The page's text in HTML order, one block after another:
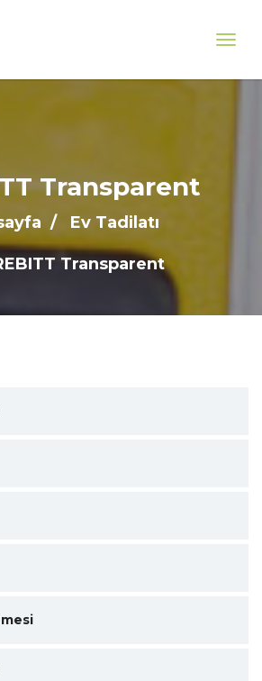
Transparent
Ev Tadilatı
Transparent